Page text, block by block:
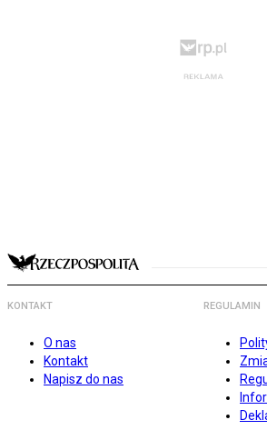
KONTAKT
O nas
Kontakt
Napisz do nas
REGULAMIN